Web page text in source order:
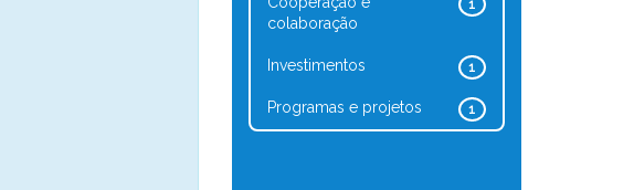
1
colaboração
1
Investimentos
1
Programas e projetos